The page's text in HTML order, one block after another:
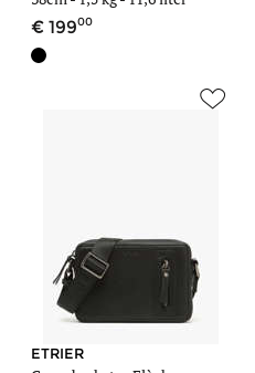
19900
ETRIER